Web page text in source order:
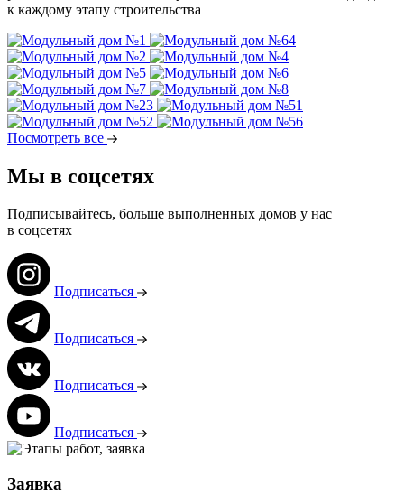
к каждому этапу строительства
Посмотреть все
Мы в соцсетях
Подписывайтесь, больше выполненных домов у нас
в соцсетях
Подписаться
Подписаться
Подписаться
Подписаться
Заявка